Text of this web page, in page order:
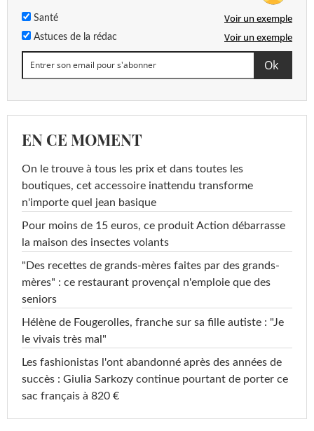
Santé Voir un exemple
Astuces de la rédac Voir un exemple
EN CE MOMENT
On le trouve à tous les prix et dans toutes les
boutiques, cet accessoire inattendu transforme
n'importe quel jean basique
Pour moins de 15 euros, ce produit Action débarrasse
la maison des insectes volants
"Des recettes de grands-mères faites par des grands-
mères" : ce restaurant provençal n'emploie que des
seniors
Hélène de Fougerolles, franche sur sa fille autiste : "Je
le vivais très mal"
Les fashionistas l'ont abandonné après des années de
succès : Giulia Sarkozy continue pourtant de porter ce
sac français à 820 €